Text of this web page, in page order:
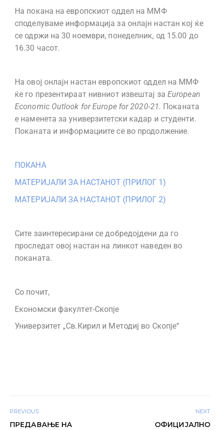
На покана на европскиот оддел на ММФ
споделуваме информација за онлајн настан кој ќе
се одржи на 30 ноември, понеделник, од 15.00 до
16.30 часот.
На овој онлајн настан европскиот оддел на ММФ
ќе го презентираат нивниот извештај за European
Economic Outlook for Europe for 2020-21. Поканата
е наменета за универзитетски кадар и студенти.
Поканата и информациите се во продолжение.
ПОКАНА
МАТЕРИЈАЛИ ЗА НАСТАНОТ (ПРИЛОГ 1)
МАТЕРИЈАЛИ ЗА НАСТАНОТ (ПРИЛОГ 2)
Сите заинтересирани се добредојдени да го
проследат овој настан на линкот наведен во
поканата.
Со почит,
Економски факултет-Скопје
Универзитет „Св.Кирил и Методиј во Скопје“
PREVIOUS
ПРЕДАВАЊЕ НА
NEXT
ОФИЦИЈАЛНО